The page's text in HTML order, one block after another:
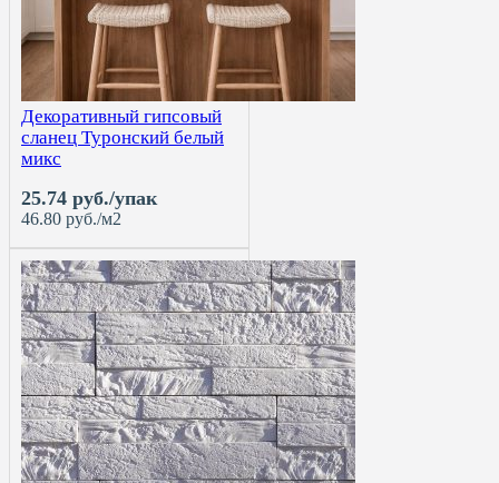
Декоративный гипсовый
сланец Туронский белый
микс
25.74 руб./упак
46.80 руб./м2